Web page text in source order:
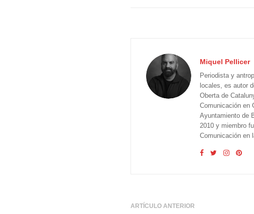
Miquel Pellicer
Periodista y
locales, es autor
Oberta de
Comunicación en
Ayuntamiento de
2010 y miembro
Comunicación en
ARTÍCULO ANTERIOR